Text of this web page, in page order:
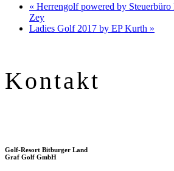
« Herrengolf powered by
Zey
Ladies Golf 2017 by EP Kurth »
Kontakt
Golf-Resort Bitburger Land
Graf Golf GmbH